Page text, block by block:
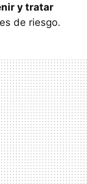
y tratar
de riesgo.